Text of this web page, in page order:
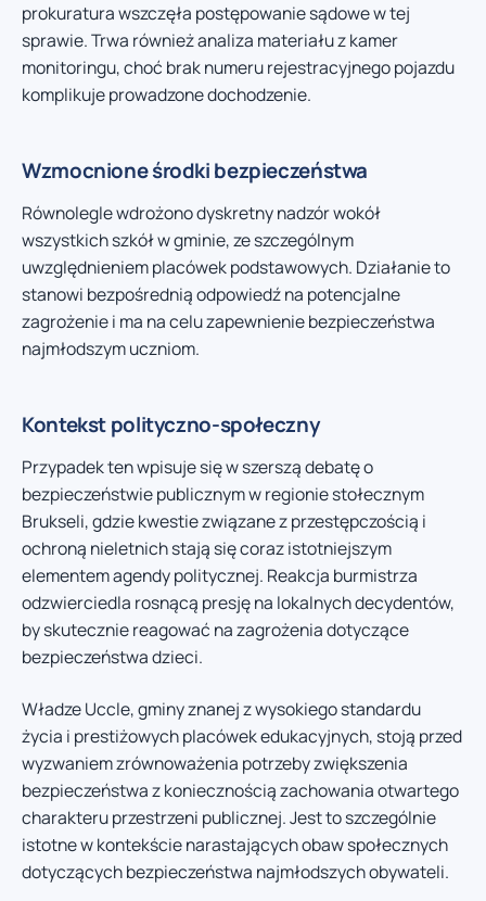
prokuratura wszczęła postępowanie sądowe w tej
sprawie. Trwa również analiza materiału z kamer
monitoringu, choć brak numeru rejestracyjnego pojazdu
komplikuje prowadzone dochodzenie.
Wzmocnione środki bezpieczeństwa
Równolegle wdrożono dyskretny nadzór wokół
wszystkich szkół w gminie, ze szczególnym
uwzględnieniem placówek podstawowych. Działanie to
stanowi bezpośrednią odpowiedź na potencjalne
zagrożenie i ma na celu zapewnienie bezpieczeństwa
najmłodszym uczniom.
Kontekst polityczno-społeczny
Przypadek ten wpisuje się w szerszą debatę o
bezpieczeństwie publicznym w regionie stołecznym
Brukseli, gdzie kwestie związane z przestępczością i
ochroną nieletnich stają się coraz istotniejszym
elementem agendy politycznej. Reakcja burmistrza
odzwierciedla rosnącą presję na lokalnych decydentów,
by skutecznie reagować na zagrożenia dotyczące
bezpieczeństwa dzieci.
Władze Uccle, gminy znanej z wysokiego standardu
życia i prestiżowych placówek edukacyjnych, stoją przed
wyzwaniem zrównoważenia potrzeby zwiększenia
bezpieczeństwa z koniecznością zachowania otwartego
charakteru przestrzeni publicznej. Jest to szczególnie
istotne w kontekście narastających obaw społecznych
dotyczących bezpieczeństwa najmłodszych obywateli.